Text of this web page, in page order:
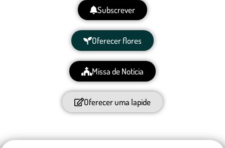
Subscrever
Oferecer flores
Missa de Notícia
Oferecer uma lapide